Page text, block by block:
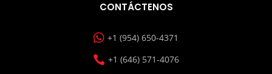
CONTÁCTENOS
 +1 (954) 650-4371
 +1 (646) 571-4076